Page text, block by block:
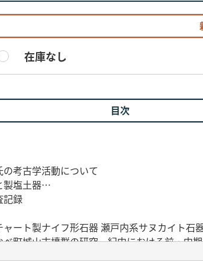
在庫なし
目次
考古学活動について
製塩土器…
記録
ート製ナイフ形石器 瀬戸内系サヌカイト石
べ町城山古墳群の研究 紀中における前・中